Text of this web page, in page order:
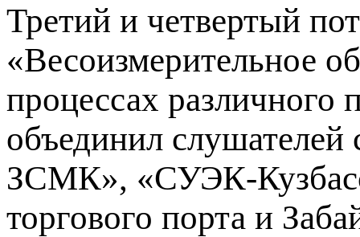
Третий и четвертый
«Весоизмерительное
процессах различного
объединил
ЗСМК», «СУЭК-
торгового порта и